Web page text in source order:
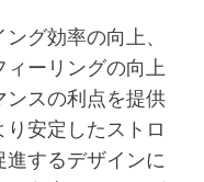
グ効率の向上、
ーリングの向上
スの利点を提供
安定したストロ
するデザインに